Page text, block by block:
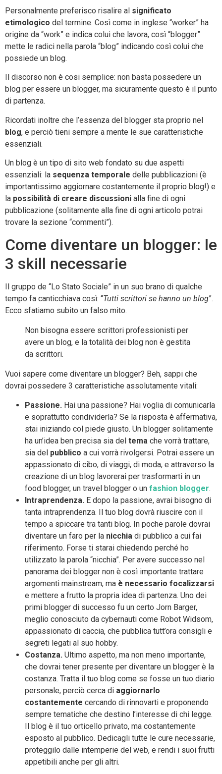
Personalmente preferisco risalire al significato
etimologico del termine. Così come in inglese “worker” ha
origine da “work” e indica colui che lavora, così “blogger”
mette le radici nella parola “blog” indicando così colui che
possiede un blog.
Il discorso non è cosi semplice: non basta possedere un
blog per essere un blogger, ma sicuramente questo è il punto
di partenza.
Ricordati inoltre che l’essenza del blogger sta proprio nel
blog, e perciò tieni sempre a mente le sue caratteristiche
essenziali.
Un blog è un tipo di sito web fondato su due aspetti
essenziali: la sequenza temporale delle pubblicazioni (è
importantissimo aggiornare costantemente il proprio blog!) e
la possibilità di creare discussioni alla fine di ogni
pubblicazione (solitamente alla fine di ogni articolo potrai
trovare la sezione “commenti”).
Come diventare un blogger: le
3 skill necessarie
Il gruppo de “Lo Stato Sociale” in un suo brano di qualche
tempo fa canticchiava così: “Tutti scrittori se hanno un blog”.
Ecco sfatiamo subito un falso mito.
Non bisogna essere scrittori professionisti per
avere un blog, e la totalità dei blog non è gestita
da scrittori.
Vuoi sapere come diventare un blogger? Beh, sappi che
dovrai possedere 3 caratteristiche assolutamente vitali:
Passione. Hai una passione? Hai voglia di comunicarla
e soprattutto condividerla? Se la risposta è affermativa,
stai iniziando col piede giusto. Un blogger solitamente
ha un’idea ben precisa sia del tema che vorrà trattare,
sia del pubblico a cui vorrà rivolgersi. Potrai essere un
appassionato di cibo, di viaggi, di moda, e attraverso la
creazione di un blog lavorerai per trasformarti in un
food blogger, un travel blogger o un fashion blogger.
Intraprendenza. E dopo la passione, avrai bisogno di
tanta intraprendenza. Il tuo blog dovrà riuscire con il
tempo a spiccare tra tanti blog. In poche parole dovrai
diventare un faro per la nicchia di pubblico a cui fai
riferimento. Forse ti starai chiedendo perché ho
utilizzato la parola “nicchia”. Per avere successo nel
panorama dei blogger non è così importante trattare
argomenti mainstream, ma è necessario focalizzarsi
e mettere a frutto la propria idea di partenza. Uno dei
primi blogger di successo fu un certo Jorn Barger,
meglio conosciuto da cybernauti come Robot Widsom,
appassionato di caccia, che pubblica tutt’ora consigli e
segreti legati al suo hobby.
Costanza. Ultimo aspetto, ma non meno importante,
che dovrai tener presente per diventare un blogger è la
costanza. Tratta il tuo blog come se fosse un tuo diario
personale, perciò cerca di aggiornarlo
costantemente cercando di rinnovarti e proponendo
sempre tematiche che destino l’interesse di chi legge.
Il blog è il tuo orticello privato, ma costantemente
esposto al pubblico. Dedicagli tutte le cure necessarie,
proteggilo dalle intemperie del web, e rendi i suoi frutti
appetibili anche per gli altri.